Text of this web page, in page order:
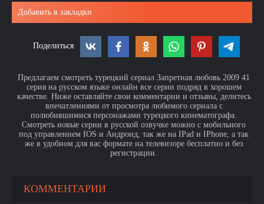
Добавить в закладки
Поделиться
Предлагаем смотреть турецкий сериал Запретная любовь 2009 41
серия на русском языке онлайн все серии подряд в хорошем
качестве. Ниже оставляйте свои комментарии и отзывы, делитесь
впечатлениями от просмотра любимого сериала с
полюбившимися персонажами турецкого кинематографа.
Смотреть новые серии в русской озвучке можно с мобильного
под управлением IOS и Андроид, так же на IPad и IPhone, а так
же в удобном для вас формате на телевизоре бесплатно и без
регистрации.
КОММЕНТАРИИ